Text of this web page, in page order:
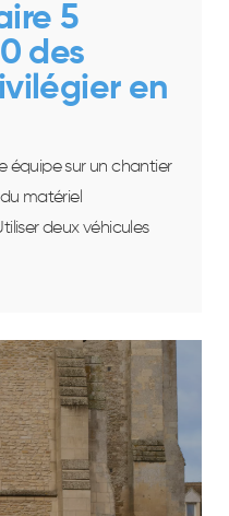
5
des
en
équipe sur un chantier
matériel
deux véhicules